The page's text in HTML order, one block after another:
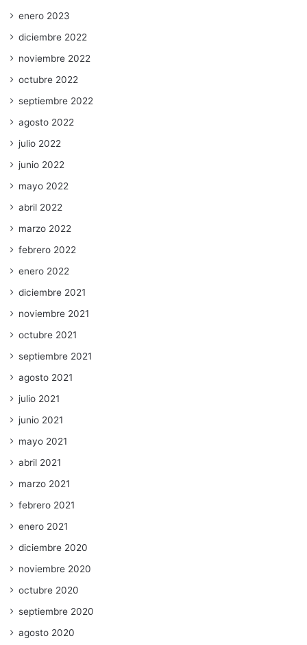
enero 2023
diciembre 2022
noviembre 2022
octubre 2022
septiembre 2022
agosto 2022
julio 2022
junio 2022
mayo 2022
abril 2022
marzo 2022
febrero 2022
enero 2022
diciembre 2021
noviembre 2021
octubre 2021
septiembre 2021
agosto 2021
julio 2021
junio 2021
mayo 2021
abril 2021
marzo 2021
febrero 2021
enero 2021
diciembre 2020
noviembre 2020
octubre 2020
septiembre 2020
agosto 2020